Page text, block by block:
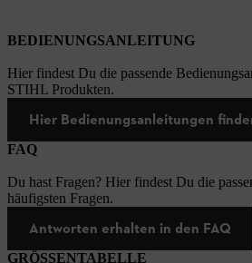
BEDIENUNGSANLEITUNG
Hier findest Du die passende
STIHL Produkten.
Hier Bedienungsanleitungen
FAQ
Du hast Fragen? Hier findest Du die
häufigsten Fragen.
Antworten erhalten in den FAQ
GRÖSSENTABELLE